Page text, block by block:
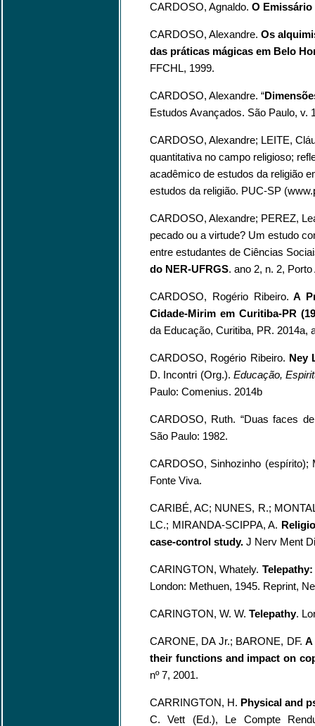
CARDOSO, Agnaldo. O Emissário
CARDOSO, Alexandre. Os
das práticas mágicas em Belo
FFCHL, 1999.
CARDOSO, Alexandre. “
Estudos Avançados. São Paulo, v.
CARDOSO, Alexandre; LEITE,
quantitativa no campo religioso;
acadêmico de estudos da religião
estudos da religião. PUC-SP
CARDOSO, Alexandre; PEREZ,
pecado ou a virtude? Um estudo
entre estudantes de Ciências
do NER-UFRGS. ano 2, n. 2,
CARDOSO, Rogério Ribeiro. A
Cidade-Mirim em Curitiba-PR
da Educação, Curitiba, PR. 2014a,
CARDOSO, Rogério Ribeiro. Ney
D. Incontri (Org.). Educação,
Paulo: Comenius. 2014b
CARDOSO, Ruth. “Duas faces
São Paulo: 1982.
CARDOSO, Sinhozinho
Fonte Viva.
CARIBÉ, AC; NUNES, R.;
LC.; MIRANDA-SCIPPA, A.
case-control study. J Nerv Ment
CARINGTON, Whately.
London: Methuen, 1945. Reprint,
CARINGTON, W. W. Telepathy.
CARONE, DA Jr.; BARONE, DF.A
their functions and impact on
nº 7, 2001.
CARRINGTON, H. Physical and
C. Vett (Ed.), Le Compte